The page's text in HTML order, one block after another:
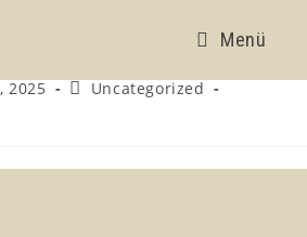
Menü
2025
Uncategorized